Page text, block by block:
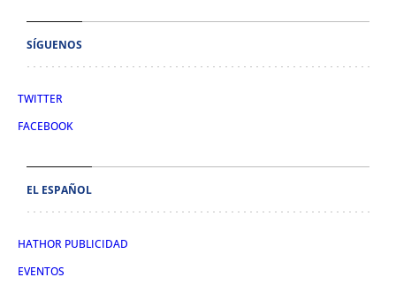
SÍGUENOS
TWITTER
FACEBOOK
EL ESPAÑOL
HATHOR PUBLICIDAD
EVENTOS